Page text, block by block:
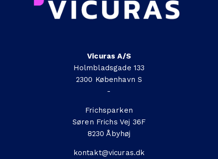
Vicuras A/S
Holmbladsgade 133
2300 København S
-
Frichsparken
Søren Frichs Vej 36F
8230 Åbyhøj
kontakt@vicuras.dk